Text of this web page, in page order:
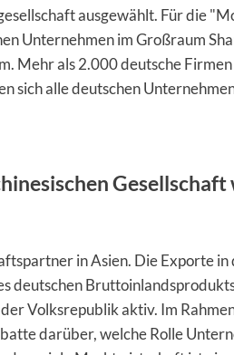
ausgewählt. Für die
Unternehmen im Großraum
Mehr als 2.000 deutsche Firmen
sich alle deutschen
Gesellschaft
in Asien. Die Exporte in
deutschen
Volksrepublik aktiv. Im
darüber, welche Rolle